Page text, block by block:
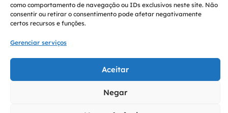
como comportamento de navegação ou IDs exclusivos neste site. Não
consentir ou retirar o consentimento pode afetar negativamente
certos recursos e funções.
Gerenciar serviços
Aceitar
Negar